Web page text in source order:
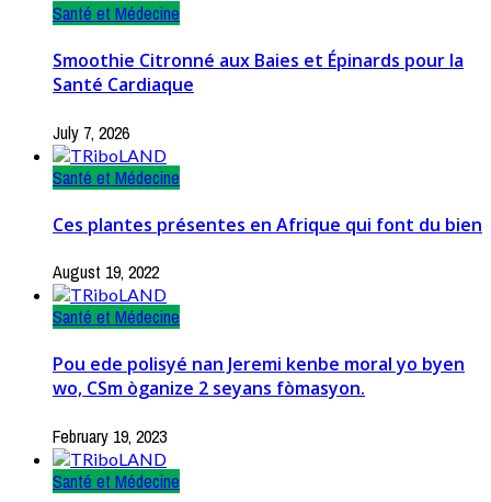
Santé et Médecine
Smoothie Citronné aux Baies et Épinards pour la
Santé Cardiaque
July 7, 2026
Santé et Médecine
Ces plantes présentes en Afrique qui font du bien
August 19, 2022
Santé et Médecine
Pou ede polisyé nan Jeremi kenbe moral yo byen
wo, CSm òganize 2 seyans fòmasyon.
February 19, 2023
Santé et Médecine